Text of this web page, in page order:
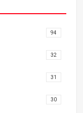
94
32
31
30